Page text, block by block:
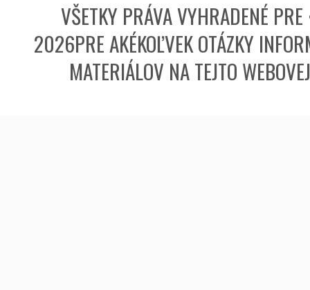
VŠETKY PRÁVA VYHRADENÉ
2026PRE AKÉKOĽVEK OTÁZKY
MATERIÁLOV NA TEJTO